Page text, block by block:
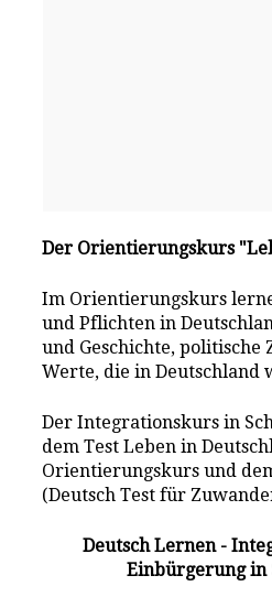
Der Orientierungskurs
Im Orientierungskurs
und Pflichten in
und Geschichte, politische
Werte, die in Deutschland
Der Integrationskurs in
dem Test Leben in
Orientierungskurs und
(Deutsch Test für
Deutsch Lernen -
Einbürgerung in